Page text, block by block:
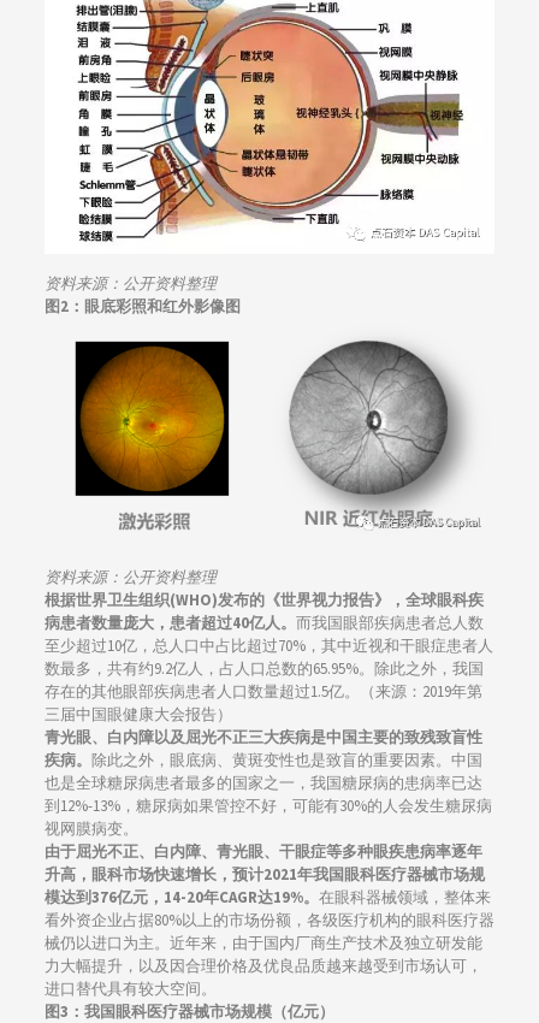
资料来源： 公开资料整理
图2：眼底彩照和红外影像图
资料来源： 公开资料整理
根据世界卫生组织(WHO)发布的《世界视力报告》，全球眼科疾
病患者数量庞大，患者超过40亿人。 而我国眼部疾病患者总人数
至少超过10亿，总人口中占比超过70%，其中近视和干眼症患者人
数最多，共有约9.2亿人，占人口总数的65.95%。除此之外，我国
存在的其他眼部疾病患者人口数量超过1.5亿。（来源：2019年第
三届中国眼健康大会报告）
青光眼、白内障以及屈光不正三大疾病是中国主要的致残致盲性
疾病。 除此之外，眼底病、黄斑变性也是致盲的重要因素。中国
也是全球糖尿病患者最多的国家之一，我国糖尿病的患病率已达
到12%-13%，糖尿病如果管控不好，可能有30%的人会发生糖尿病
视网膜病变。
由于屈光不正、白内障、青光眼、干眼症等多种眼疾患病率逐年
升高，眼科市场快速增长，预计2021年我国眼科医疗器械市场规
模达到376亿元，14-20年CAGR达19%。 在眼科器械领域，整体来
看外资企业占据80%以上的市场份额，各级医疗机构的眼科医疗器
械仍以进口为主。近年来，由于国内厂商生产技术及独立研发能
力大幅提升，以及因合理价格及优良品质越来越受到市场认可，
进口替代具有较大空间。
图3：我国眼科医疗器械市场规模（亿元）